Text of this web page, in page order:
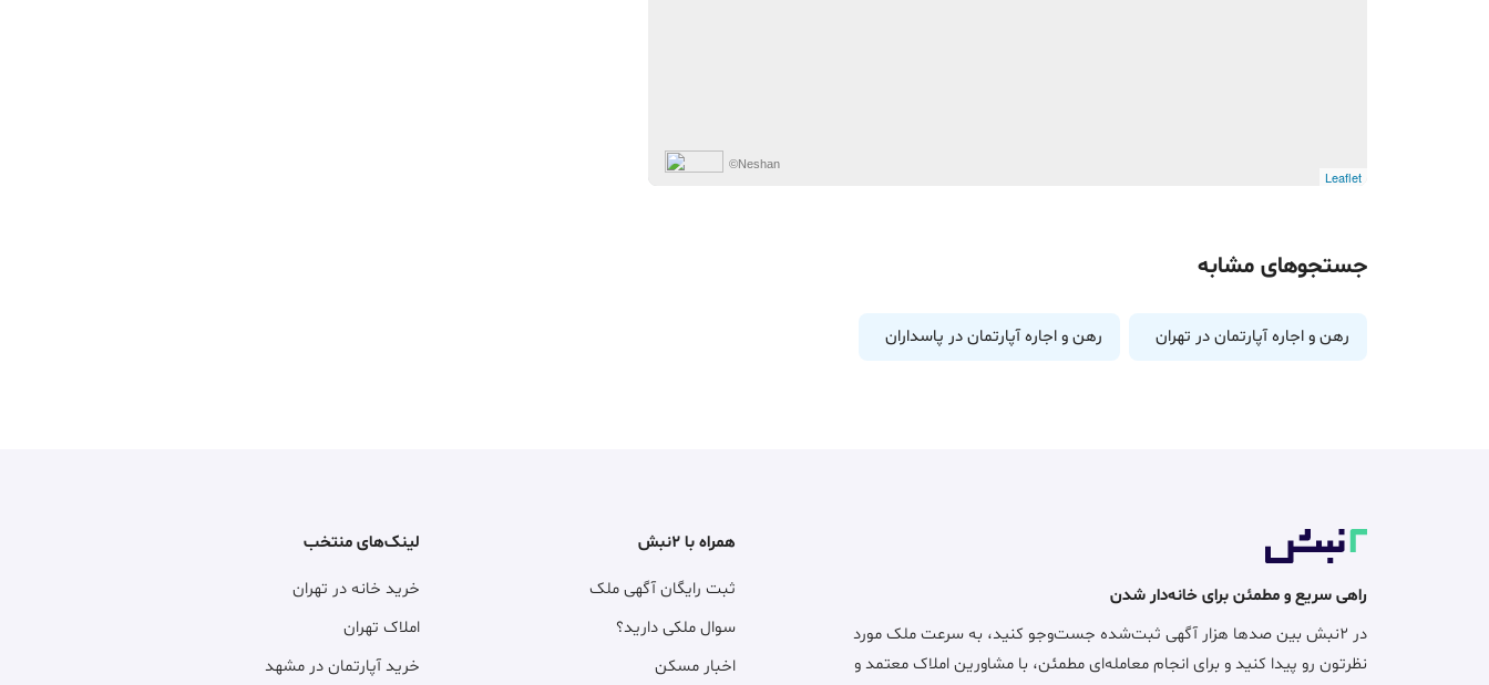
Leaflet
©Neshan
جستجوهای مشابه
رهن و اجاره آپارتمان در تهران رهن و اجاره آپارتمان در پاسداران
راهی سریع و مطمئن برای خانه‌دار شدن
در ۲نبش بین صدها هزار آگهی ثبت‌شده جست‌وجو کنید، به سرعت ملک مورد
نظرتون رو پیدا کنید و برای انجام معامله‌ای مطمئن، با مشاورین املاک معتمد و
همراه با ۲نبش
ثبت رایگان آگهی ملک
سوال ملکی دارید؟
اخبار مسکن
لینک‌های منتخب
خرید خانه در تهران
املاک تهران
خرید آپارتمان در مشهد